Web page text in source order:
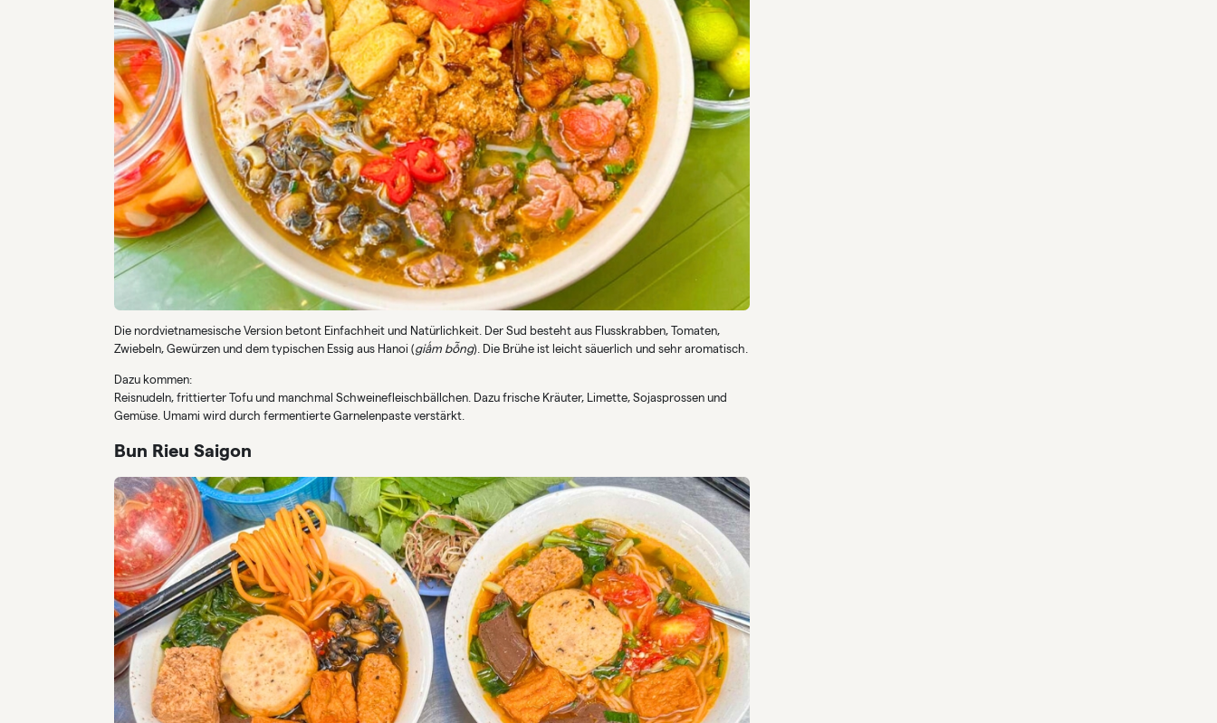
Die nordvietnamesische Version betont Einfachheit und Natürlichkeit. Der Sud besteht aus Flusskrabben, Tomaten,
Zwiebeln, Gewürzen und dem typischen Essig aus Hanoi (giấm bỗng). Die Brühe ist leicht säuerlich und sehr aromatisch.
Dazu kommen:
Reisnudeln, frittierter Tofu und manchmal Schweinefleischbällchen. Dazu frische Kräuter, Limette, Sojasprossen und
Gemüse. Umami wird durch fermentierte Garnelenpaste verstärkt.
Bun Rieu Saigon